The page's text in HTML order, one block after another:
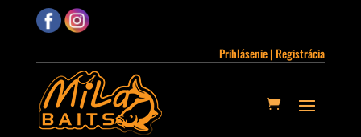
Prihlásenie | Registrácia